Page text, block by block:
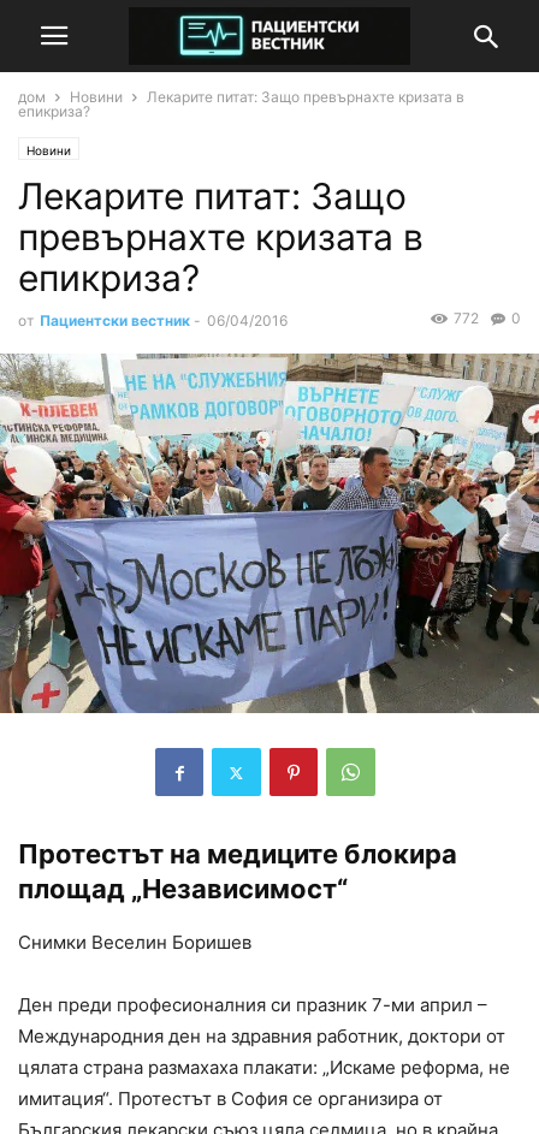
дом Новини
Лекарите питат: Защо превърнахте кризата в
епикриза?
Новини
Лекарите питат: Защо
превърнахте кризата в
епикриза?
от Пациентски вестник - 06/04/2016 0
772
Протестът на медиците блокира
площад „Независимост“
Снимки Веселин Боришев
Ден преди професионалния си празник 7-ми април –
Международния ден на здравния работник, доктори от
цялата страна размахаха плакати: „Искаме реформа, не
имитация“. Протестът в София се организира от